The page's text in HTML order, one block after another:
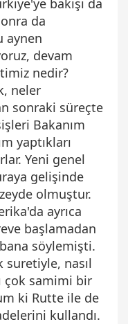
da
aynen
devam
nedir?
neler
sonraki süreçte
Bakanım
yaptıkları
Yeni genel
gelişinde
olmuştur.
ayrıca
başlamadan
söylemişti.
nasıl
çok samimi bir
ki Rutte ile de
kullandı.